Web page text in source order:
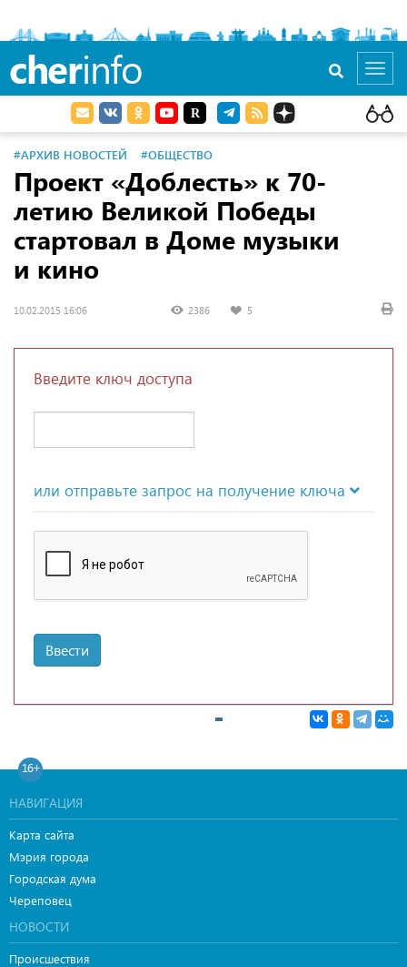
cherinfo
#АРХИВ НОВОСТЕЙ #ОБЩЕСТВО
Проект «Доблесть» к 70-
летию Великой Победы
стартовал в Доме музыки
и кино
10.02.2015 16:06 2386 5
Введите ключ доступа
или отправьте запрос на получение ключа
Ввести
16+
НАВИГАЦИЯ
Карта сайта
Мэрия города
Городская дума
Череповец
НОВОСТИ
Происшествия